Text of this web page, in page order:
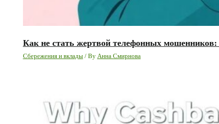
Как не стать жертвой телефонных
Сбережения и вклады/ By Анна Смирнова